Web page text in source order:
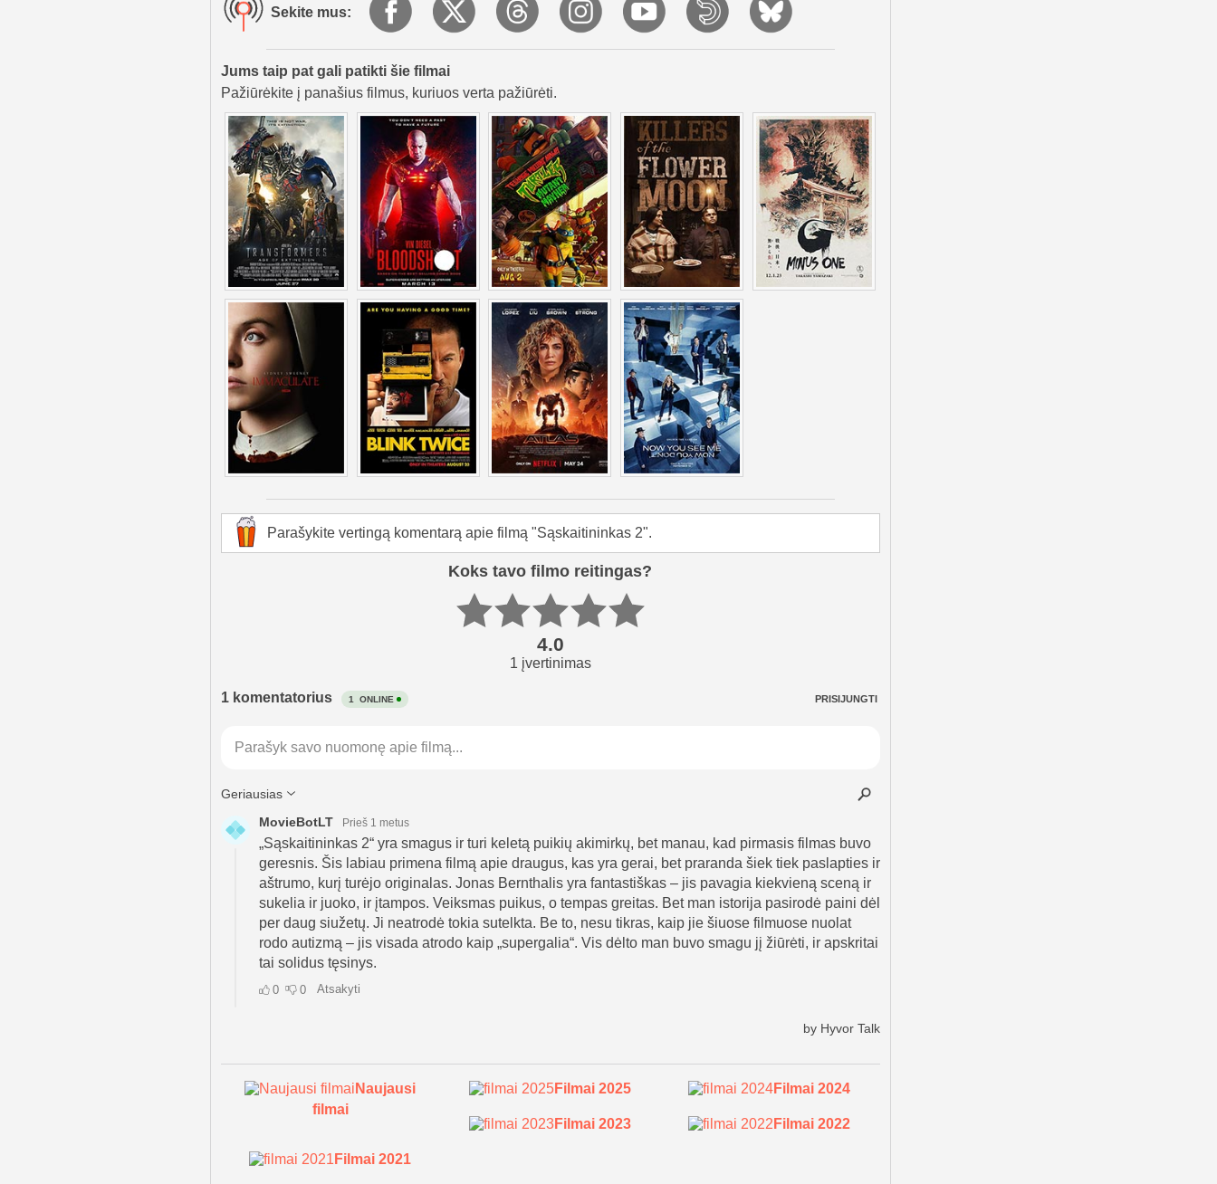
Sekite mus:
Jums taip pat gali patikti šie filmai
Pažiūrėkite į panašius filmus, kuriuos verta pažiūrėti.
Parašykite vertingą komentarą apie filmą "Sąskaitininkas 2".
Naujausi
filmai
Filmai 2025 Filmai 2024
Filmai 2023 Filmai 2022
Filmai 2021